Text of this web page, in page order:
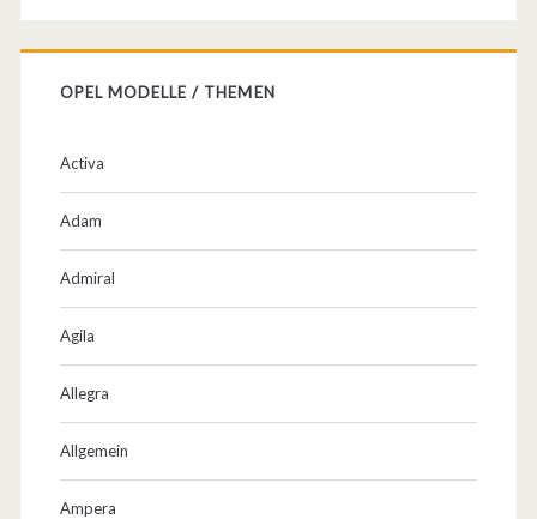
OPEL MODELLE / THEMEN
Activa
Adam
Admiral
Agila
Allegra
Allgemein
Ampera